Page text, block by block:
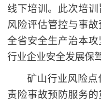
线下培训。此次培
风险评估管控与事
全省安全生产治本
行业企业安全发展保
矿山行业风险
责险事故预防服务